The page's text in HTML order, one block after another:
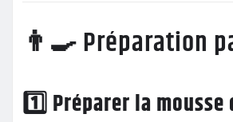
👨‍🍳 Préparation
1️⃣ Préparer la mousse